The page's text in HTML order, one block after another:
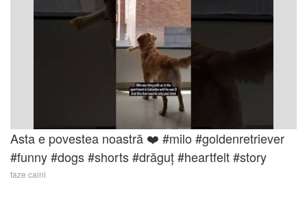
Asta e povestea noastră ❤️ #milo #goldenretriever
#funny #dogs #shorts #drăguț #heartfelt #story
faze caini